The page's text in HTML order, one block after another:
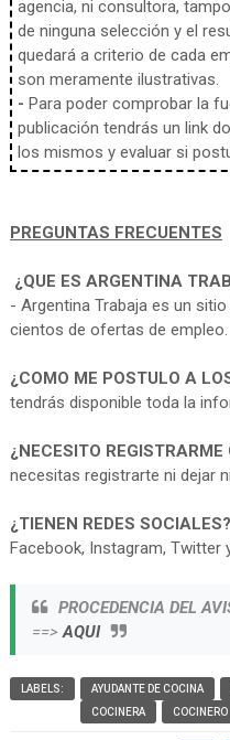
agencia, ni consultora,
de ninguna selección y el
quedará a criterio de cada
son meramente ilustrativas.
- Para poder comprobar la
publicación tendrás un link
los mismos y evaluar si
PREGUNTAS FRECUENTES
¿QUE ES ARGENTINA
- Argentina Trabaja es un
cientos de ofertas de empleo.
¿COMO ME POSTULO A
tendrás disponible toda la
¿NECESITO
necesitas registrarte ni dejar
¿TIENEN REDES SOCIALES?
Facebook, Instagram, Twitter
PROCEDENCIA DEL
==>AQUI
LABELS: AYUDANTE DE COCINA
COCINERA
COCINERO